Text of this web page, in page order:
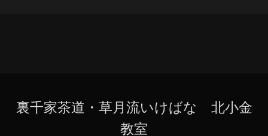
裏千家茶道・草月流いけばな 北小金
教室